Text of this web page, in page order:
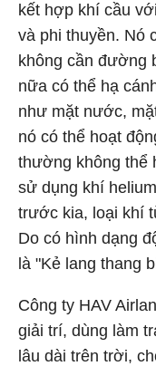
kết hợp khí cầu
và phi thuyền. Nó
không cần đường
nữa có thể hạ
như mặt nước,
nó có thể hoạt
thường không thể
sử dụng khí
trước kia, loại khí
Do có hình dạng
là "Kẻ lang thang
Công ty HAV
giải trí, dùng làm
lâu dài trên trời,